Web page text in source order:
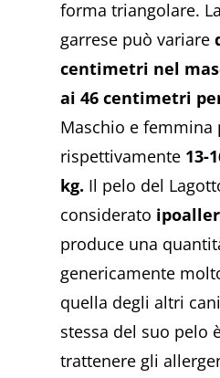
forma triangolare.
garrese può variare
centimetri nel
ai 46 centimetri
Maschio e femmina
rispettivamente 13-
kg. Il pelo del
considerato
produce una
genericamente
quella degli altri
stessa del suo pelo
trattenere gli